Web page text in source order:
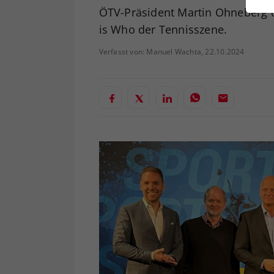
ÖTV-Präsident Martin
is Who der Tennisszene.
Verfasst von: Manuel Wachta, 22.10.2024